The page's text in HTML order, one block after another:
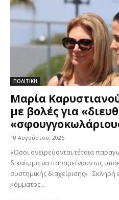
ΠΟΛΙΤΙΚΗ
Μαρία
με βολές για
10 Αυγούστου, 2026
«Όσοι ονειρεύονται τέτοια
δικαίωμα να παραμείνουν ως
συστημικής διαχείρισης» Σκληρή
κόμματος...